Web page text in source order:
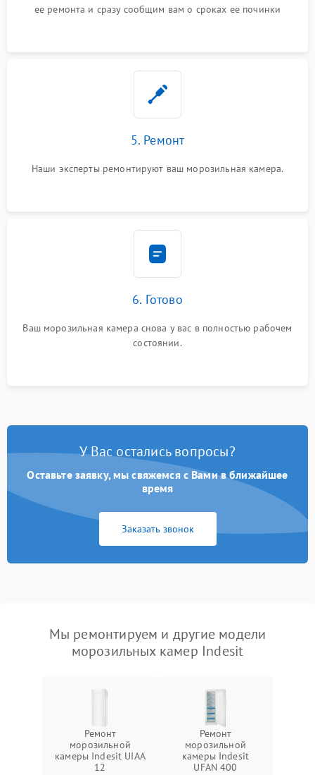
ее ремонта и сразу сообщим вам о сроках ее починки
5. Ремонт
Наши эксперты ремонтируют ваш морозильная камера.
6. Готово
Ваш морозильная камера снова у вас в полностью рабочем
состоянии.
У Вас остались вопросы?
Оставьте заявку, мы свяжемся с Вами в ближайшее
время
Заказать звонок
Мы ремонтируем и другие модели
морозильных камер Indesit
Ремонт
морозильной
камеры Indesit UIAA
12
Ремонт
морозильной
камеры Indesit
UFAN 400